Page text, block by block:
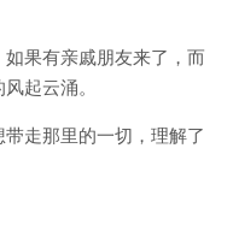
果有亲戚朋友来了，而
起云涌。
走那里的一切，理解了